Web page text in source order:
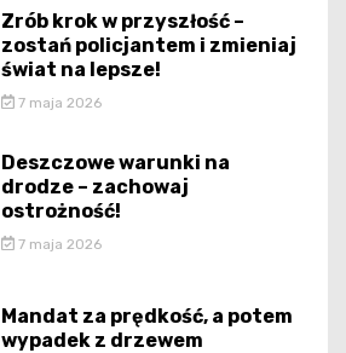
Zrób krok w przyszłość –
zostań policjantem i zmieniaj
świat na lepsze!
7 maja 2026
Deszczowe warunki na
drodze – zachowaj
ostrożność!
7 maja 2026
Mandat za prędkość, a potem
wypadek z drzewem